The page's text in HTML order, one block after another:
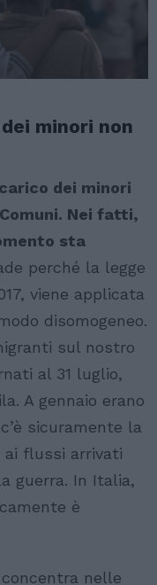
minori non
dei minori
Nei fatti,
sta
perché la legge
viene applicata
disomogeneo.
sul nostro
al 31 luglio,
A gennaio erano
sicuramente la
ai flussi arrivati
guerra. In Italia,
è
nelle